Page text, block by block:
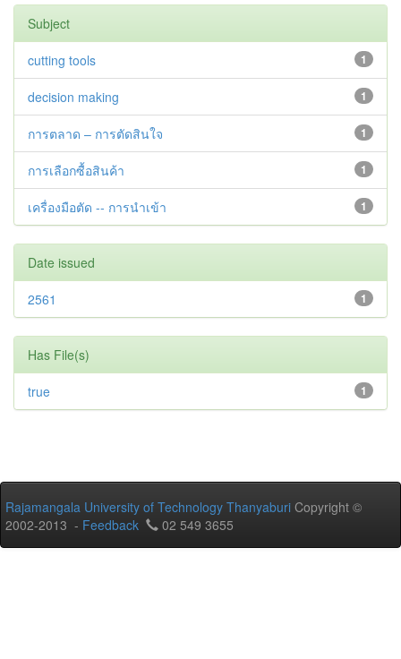
Subject
1
cutting tools
1
decision making
1
การตลาด – การตัดสินใจ
1
การเลือกซื้อสินค้า
1
เครื่องมือตัด -- การนำเข้า
Date issued
1
2561
Has File(s)
1
true
Rajamangala University of Technology Thanyaburi Copyright ©
2002-2013 - Feedback 02 549 3655